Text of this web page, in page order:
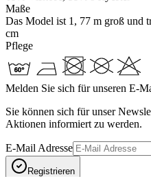
Maße
Das Model ist 1, 77 m groß und
cm
Pflege
Melden Sie sich für unseren E-
Sie können sich für unser
Aktionen informiert zu werden.
E-Mail Adresse
Registrieren